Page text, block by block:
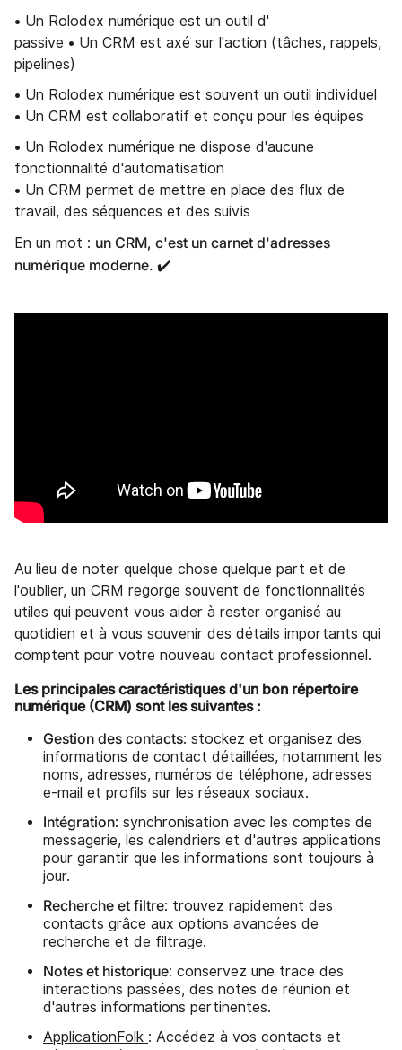
• Un Rolodex numérique est un outil d'
passive • Un CRM est axé sur l'action (tâches, rappels,
pipelines)
• Un Rolodex numérique est souvent un outil individuel
• Un CRM est collaboratif et conçu pour les équipes
• Un Rolodex numérique ne dispose d'aucune
fonctionnalité d'automatisation
• Un CRM permet de mettre en place des flux de
travail, des séquences et des suivis
En un mot : un CRM, c'est un carnet d'adresses
numérique moderne. ✔️
Au lieu de noter quelque chose quelque part et de
l'oublier, un CRM regorge souvent de fonctionnalités
utiles qui peuvent vous aider à rester organisé au
quotidien et à vous souvenir des détails importants qui
comptent pour votre nouveau contact professionnel.
Les principales caractéristiques d'un bon répertoire
numérique (CRM) sont les suivantes :
Gestion des contacts: stockez et organisez des
informations de contact détaillées, notamment les
noms, adresses, numéros de téléphone, adresses
e-mail et profils sur les réseaux sociaux.
Intégration: synchronisation avec les comptes de
messagerie, les calendriers et d'autres applications
pour garantir que les informations sont toujours à
jour.
Recherche et filtre: trouvez rapidement des
contacts grâce aux options avancées de
recherche et de filtrage.
Notes et historique: conservez une trace des
interactions passées, des notes de réunion et
d'autres informations pertinentes.
ApplicationFolk : Accédez à vos contacts et